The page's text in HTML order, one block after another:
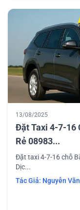
13/08/2025
Đặt Taxi 4-7-16
Rẻ 08983...
Đặt taxi 4-7-16 chỗ
Dịc...
Tác Giả: Nguyễn